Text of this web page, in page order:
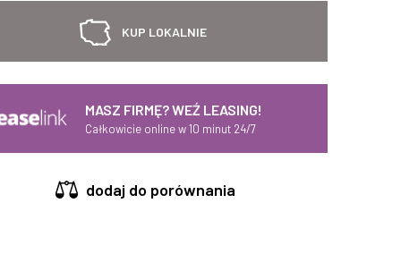
KUP LOKALNIE
MASZ FIRMĘ? WEŹ LEASING!
Całkowicie online w 10 minut 24/7
dodaj do porównania